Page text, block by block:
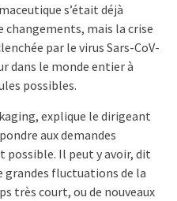
s’était déjà
changements, mais la crise
par le virus Sars-CoV-
dans le monde entier à
possibles.
explique le dirigeant
aux demandes
possible. Il peut y avoir, dit
grandes fluctuations de la
très court, ou de nouveaux